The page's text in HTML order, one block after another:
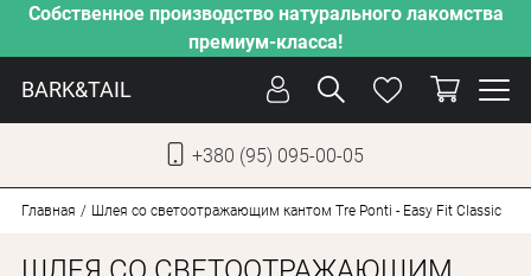
Собственное производство натурального лакомства
премиум-класса!
BARK&TAIL
+380 (95) 095-00-05
Главная Шлея со светоотражающим кантом Tre Ponti - Easy Fit Classic